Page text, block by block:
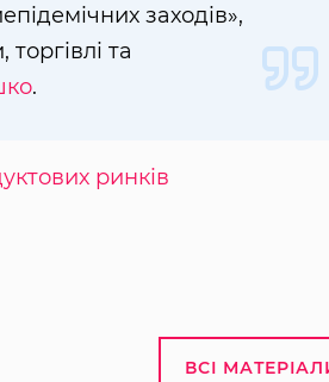
заходів»,
та
.
ринків
ВСІ